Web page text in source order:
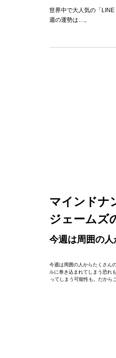
世界中で大人気の「
週の運勢は…。
マインドナ
ジェームズ
今週は周囲の
今週は周囲の人からたくさん
ルに巻き込まれてしまう恐れ
ってしまう可能性も。だから